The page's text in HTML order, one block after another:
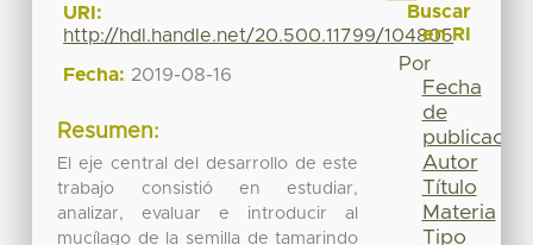
URI:
http://hdl.handle.net/20.500.11799/104805
Fecha: 2019-08-16
Resumen:
El eje central del desarrollo de este
trabajo consistió en estudiar,
analizar, evaluar e introducir al
mucílago de la semilla de tamarindo
Buscar
en RI
Por
Fecha
de
publicación
Autor
Título
Materia
Tipo